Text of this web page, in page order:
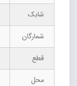
شابک
شمارگان
قطع
محل